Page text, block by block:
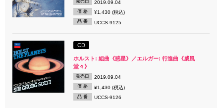
発売日 2019.09.04
価 格 ¥1,430 (税込)
品 番 UCCS-9125
CD
ホルスト: 組曲《惑星》／エルガー: 行進曲《威風
堂々》
発売日 2019.09.04
価 格 ¥1,430 (税込)
品 番 UCCS-9126